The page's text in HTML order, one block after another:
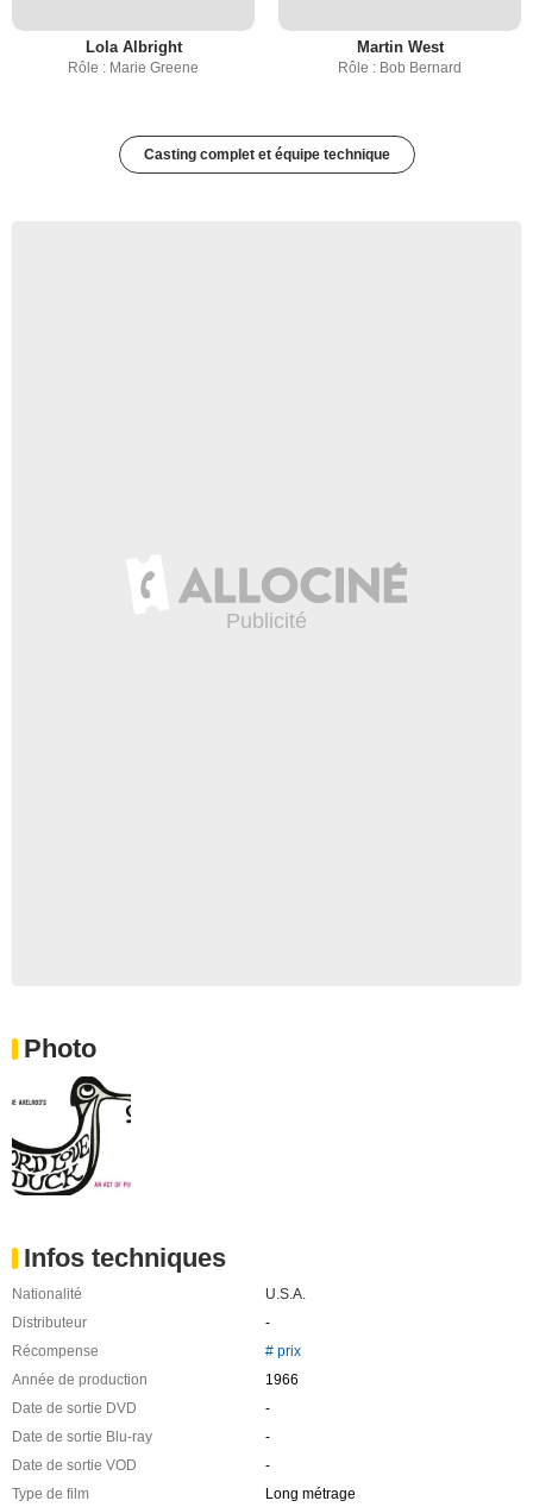
Lola Albright
Rôle : Marie Greene
Martin West
Rôle : Bob Bernard
Casting complet et équipe technique
Photo
Infos techniques
Nationalité
U.S.A.
Distributeur
-
Récompense
# prix
Année de production
1966
Date de sortie DVD
-
Date de sortie Blu-ray
-
Date de sortie VOD
-
Type de film
Long métrage